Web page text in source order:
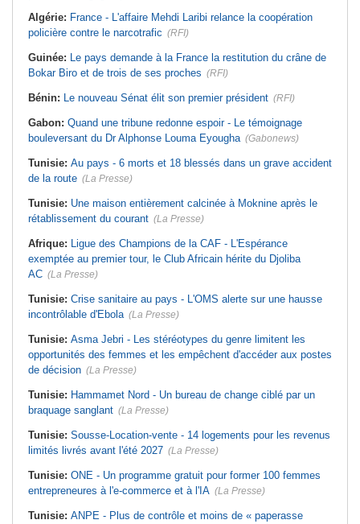
Algérie: France - L'affaire Mehdi Laribi relance la coopération
policière contre le narcotrafic (RFI)
Guinée: Le pays demande à la France la restitution du crâne de
Bokar Biro et de trois de ses proches (RFI)
Bénin: Le nouveau Sénat élit son premier président (RFI)
Gabon: Quand une tribune redonne espoir - Le témoignage
bouleversant du Dr Alphonse Louma Eyougha (Gabonews)
Tunisie: Au pays - 6 morts et 18 blessés dans un grave accident
de la route (La Presse)
Tunisie: Une maison entièrement calcinée à Moknine après le
rétablissement du courant (La Presse)
Afrique: Ligue des Champions de la CAF - L'Espérance
exemptée au premier tour, le Club Africain hérite du Djoliba
AC (La Presse)
Tunisie: Crise sanitaire au pays - L'OMS alerte sur une hausse
incontrôlable d'Ebola (La Presse)
Tunisie: Asma Jebri - Les stéréotypes du genre limitent les
opportunités des femmes et les empêchent d'accéder aux postes
de décision (La Presse)
Tunisie: Hammamet Nord - Un bureau de change ciblé par un
braquage sanglant (La Presse)
Tunisie: Sousse-Location-vente - 14 logements pour les revenus
limités livrés avant l'été 2027 (La Presse)
Tunisie: ONE - Un programme gratuit pour former 100 femmes
entrepreneures à l'e-commerce et à l'IA (La Presse)
Tunisie: ANPE - Plus de contrôle et moins de « paperasse